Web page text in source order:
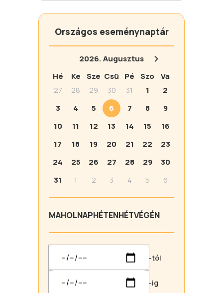
Országos eseménynaptár
2026.Augusztus
Hé
Ke Sze Csü Pé Szo
Va
27
28 29 30 31 1
2
3
4 5 6 7 8
9
10
11 12 13 14 15
16
17
18 19 20 21 22
23
24
25 26 27 28 29
30
31
1 2 3 4 5 6
MAHOLNAPHÉTENHÉTVÉGÉN
-tól
-ig